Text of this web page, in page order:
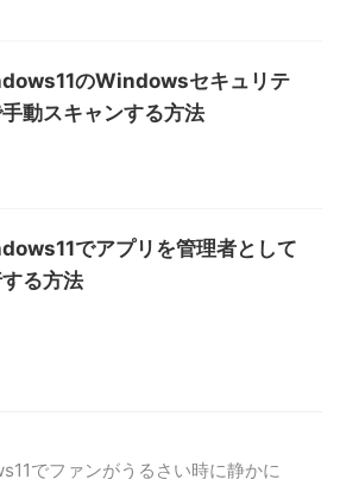
のWindowsセキュリテ
手動スキャンする方法
でアプリを管理者として
る方法
でファンがうるさい時に静かに